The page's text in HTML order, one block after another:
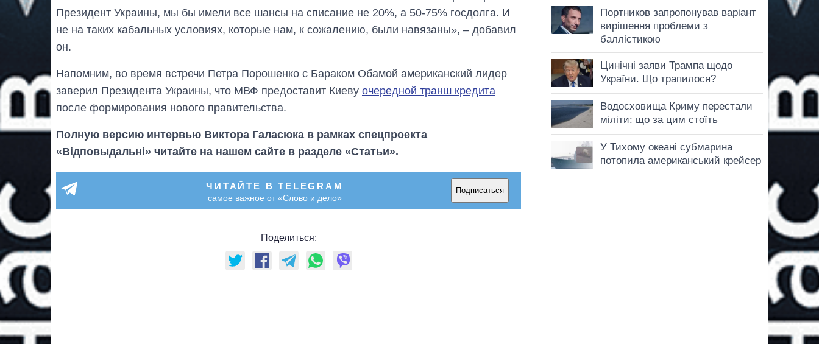
Президент Украины, мы бы имели все шансы на списание не 20%, а 50-75% госдолга. И
не на таких кабальных условиях, которые нам, к сожалению, были навязаны», – добавил
он.
Напомним, во время встречи Петра Порошенко с Бараком Обамой американский лидер
заверил Президента Украины, что МВФ предоставит Киеву очередной транш кредита
после формирования нового правительства.
Полную версию интервью Виктора Галасюка в рамках спецпроекта
«Відповыдальні» читайте на нашем сайте в разделе «Статьи».
ЧИТАЙТЕ В TELEGRAM
самое важное от «Слово и дело»
Подписаться
Поделиться: